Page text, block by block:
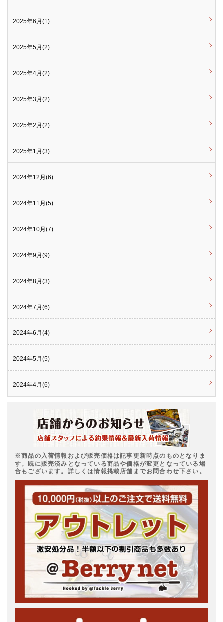
2025年6月(1)
2025年5月(2)
2025年4月(2)
2025年3月(2)
2025年2月(2)
2025年1月(3)
2024年12月(6)
2024年11月(5)
2024年10月(7)
2024年9月(9)
2024年8月(3)
2024年7月(6)
2024年6月(4)
2024年5月(5)
2024年4月(6)
※商品の入荷情報および販売価格は記事更新時点のものとなりま
す。既に販売済みとなっている商品や価格が変更となっている場
合もございます。詳しくは情報掲載店舗までお問合わせ下さい。